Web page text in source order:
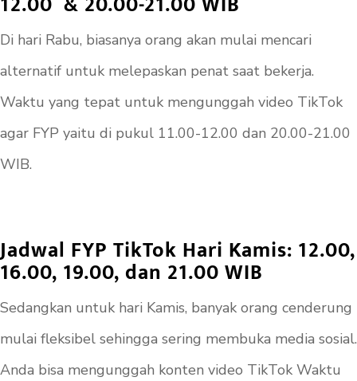
Di hari Rabu, biasanya orang akan mulai mencari
alternatif untuk melepaskan penat saat bekerja.
Waktu yang tepat untuk mengunggah video TikTok
agar FYP yaitu di pukul 11.00-12.00 dan 20.00-21.00
WIB.
Jadwal FYP TikTok Hari Kamis: 12.00,
16.00, 19.00, dan 21.00 WIB
Sedangkan untuk hari Kamis, banyak orang cenderung
mulai fleksibel sehingga sering membuka media sosial.
Anda bisa mengunggah konten video TikTok Waktu